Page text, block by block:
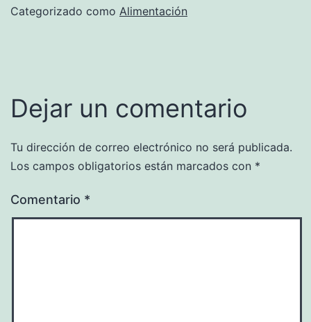
Categorizado como Alimentación
Dejar un comentario
Tu dirección de correo electrónico no será publicada.
Los campos obligatorios están marcados con *
Comentario *